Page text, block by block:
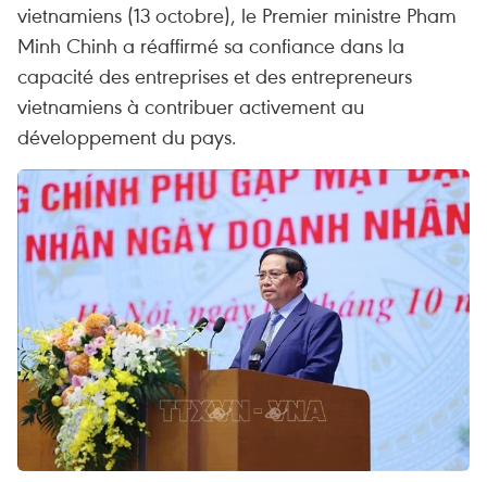
vietnamiens (13 octobre), le Premier ministre Pham
Minh Chinh a réaffirmé sa confiance dans la
capacité des entreprises et des entrepreneurs
vietnamiens à contribuer activement au
développement du pays.